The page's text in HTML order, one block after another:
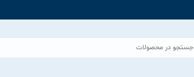
جستجو در محصولات